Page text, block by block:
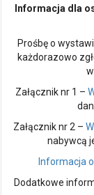
Informacja dla
Prośbę o
każdorazowo
Załącznik nr 1 –
Załącznik nr 2 –
nabywcą
Informacja
Dodatkowe